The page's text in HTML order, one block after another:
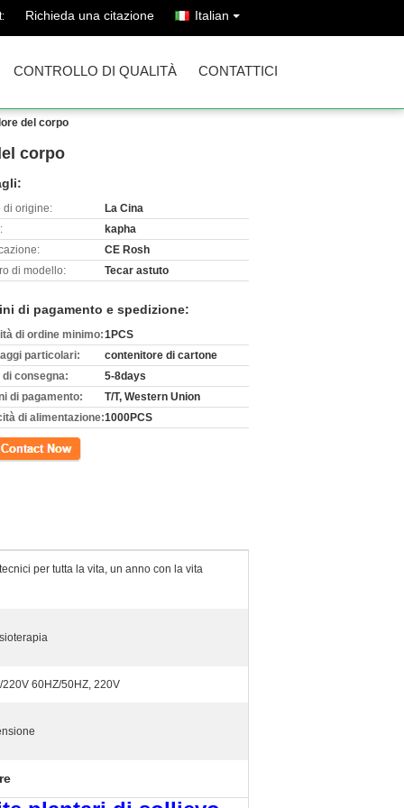
Richieda una citazione Italian
CONTROLLO DI QUALITÀ CONTATTICI
del corpo
corpo
di origine:
La Cina
kapha
CE Rosh
di modello:
Tecar astuto
di pagamento e spedizione:
di ordine minimo:1PCS
particolari:
contenitore di cartone
di consegna:
5-8days
di pagamento:
T/T, Western Union
di alimentazione:1000PCS
per tutta la vita, un anno con la vita
60HZ/50HZ, 220V